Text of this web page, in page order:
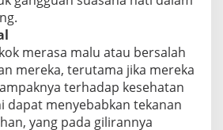
merasa malu atau bersalah
mereka, terutama jika mereka
terhadap kesehatan
dapat menyebabkan tekanan
yang pada gilirannya